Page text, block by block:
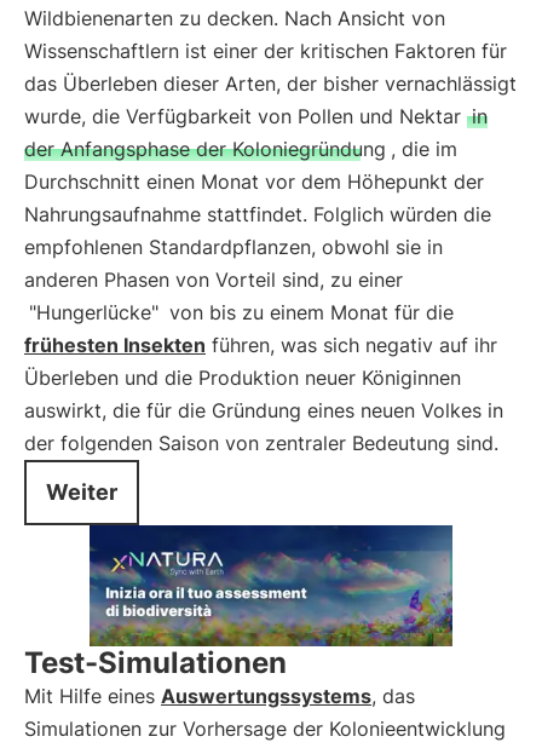
Wildbienenarten zu decken. Nach Ansicht von
Wissenschaftlern ist einer der kritischen Faktoren für
das Überleben dieser Arten, der bisher vernachlässigt
wurde, die Verfügbarkeit von Pollen und Nektar in
der Anfangsphase der Koloniegründung , die im
Durchschnitt einen Monat vor dem Höhepunkt der
Nahrungsaufnahme stattfindet. Folglich würden die
empfohlenen Standardpflanzen, obwohl sie in
anderen Phasen von Vorteil sind, zu einer
"Hungerlücke" von bis zu einem Monat für die
frühesten Insekten führen, was sich negativ auf ihr
Überleben und die Produktion neuer Königinnen
auswirkt, die für die Gründung eines neuen Volkes in
der folgenden Saison von zentraler Bedeutung sind.
Weiter
Test-Simulationen
Mit Hilfe eines Auswertungssystems, das
Simulationen zur Vorhersage der Kolonieentwicklung